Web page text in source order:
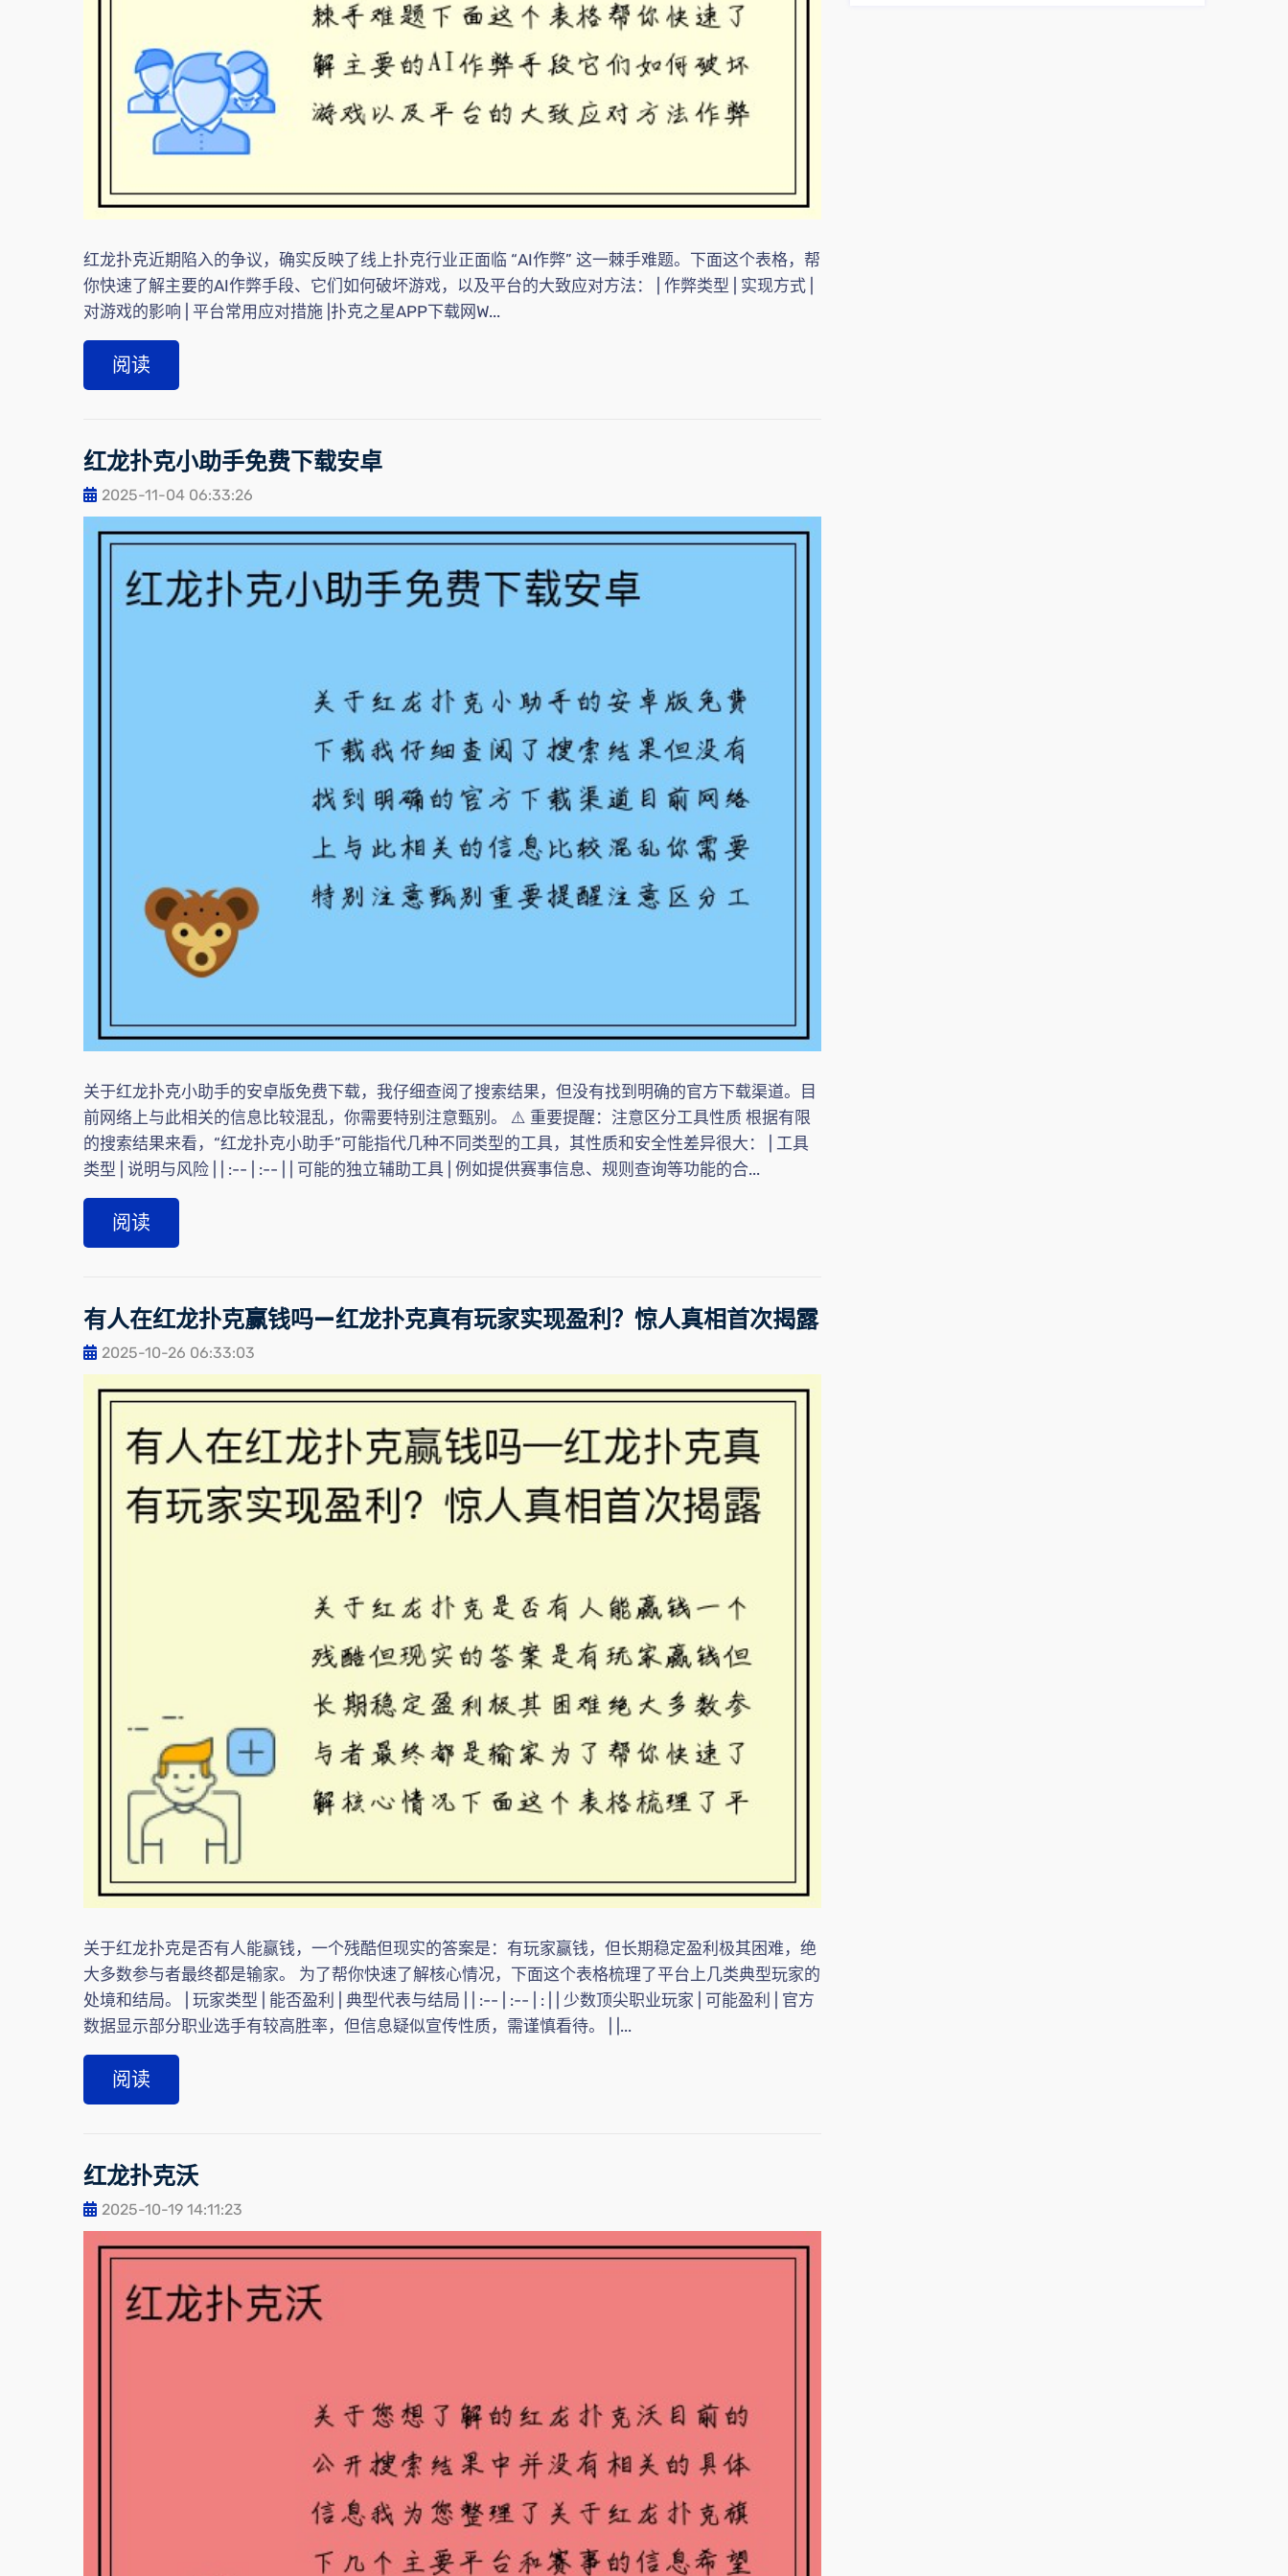
红龙扑克近期陷入的争议，确实反映了线上扑克行业正面临 “AI作弊” 这一棘手难题。下面这个表格，帮
你快速了解主要的AI作弊手段、它们如何破坏游戏，以及平台的大致应对方法： | 作弊类型 | 实现方式 |
对游戏的影响 | 平台常用应对措施 |扑克之星APP下载网W...
阅读
红龙扑克小助手免费下载安卓
2025-11-04 06:33:26
关于红龙扑克小助手的安卓版免费下载，我仔细查阅了搜索结果，但没有找到明确的官方下载渠道。目
前网络上与此相关的信息比较混乱，你需要特别注意甄别。 ⚠️ 重要提醒：注意区分工具性质 根据有限
的搜索结果来看，“红龙扑克小助手”可能指代几种不同类型的工具，其性质和安全性差异很大： | 工具
类型 | 说明与风险 | | :-- | :-- | | 可能的独立辅助工具 | 例如提供赛事信息、规则查询等功能的合...
阅读
有人在红龙扑克赢钱吗—红龙扑克真有玩家实现盈利？惊人真相首次揭露
2025-10-26 06:33:03
关于红龙扑克是否有人能赢钱，一个残酷但现实的答案是：有玩家赢钱，但长期稳定盈利极其困难，绝
大多数参与者最终都是输家。 为了帮你快速了解核心情况，下面这个表格梳理了平台上几类典型玩家的
处境和结局。 | 玩家类型 | 能否盈利 | 典型代表与结局 | | :-- | :-- | : | | 少数顶尖职业玩家 | 可能盈利 | 官方
数据显示部分职业选手有较高胜率，但信息疑似宣传性质，需谨慎看待。 | |...
阅读
红龙扑克沃
2025-10-19 14:11:23